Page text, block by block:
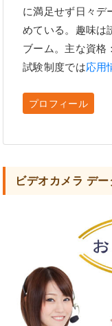
に満足せず日々デ
めている。趣味は
ブーム。主な資格
試験制度では応用
プロフィール
ビデオカメラ デ